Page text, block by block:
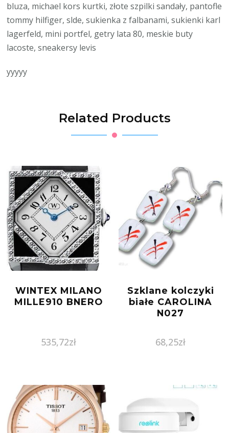
bluza, michael kors kurtki, złote szpilki sandały, pantofle
tommy hilfiger, slde, sukienka z falbanami, sukienki karl
lagerfeld, mini portfel, getry lata 80, meskie buty
lacoste, sneakersy levis
yyyyy
Related Products
WINTEX MILANO
MILLE910 BNERO
535,72zł
Szklane kolczyki
białe CAROLINA
N027
68,25zł